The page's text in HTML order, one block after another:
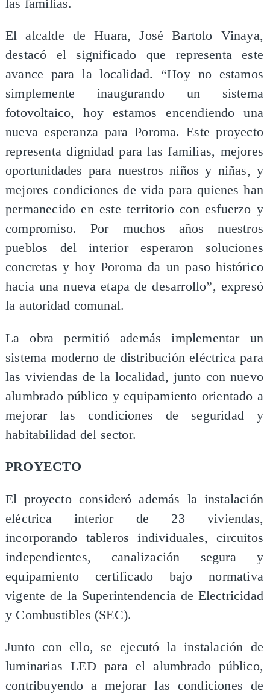
las familias.
El alcalde de Huara, José Bartolo Vinaya,
destacó el significado que representa este
avance para la localidad. “Hoy no estamos
simplemente inaugurando un sistema
fotovoltaico, hoy estamos encendiendo una
nueva esperanza para Poroma. Este proyecto
representa dignidad para las familias, mejores
oportunidades para nuestros niños y niñas, y
mejores condiciones de vida para quienes han
permanecido en este territorio con esfuerzo y
compromiso. Por muchos años nuestros
pueblos del interior esperaron soluciones
concretas y hoy Poroma da un paso histórico
hacia una nueva etapa de desarrollo”, expresó
la autoridad comunal.
La obra permitió además implementar un
sistema moderno de distribución eléctrica para
las viviendas de la localidad, junto con nuevo
alumbrado público y equipamiento orientado a
mejorar las condiciones de seguridad y
habitabilidad del sector.
PROYECTO
El proyecto consideró además la instalación
eléctrica interior de 23 viviendas,
incorporando tableros individuales, circuitos
independientes, canalización segura y
equipamiento certificado bajo normativa
vigente de la Superintendencia de Electricidad
y Combustibles (SEC).
Junto con ello, se ejecutó la instalación de
luminarias LED para el alumbrado público,
contribuyendo a mejorar las condiciones de